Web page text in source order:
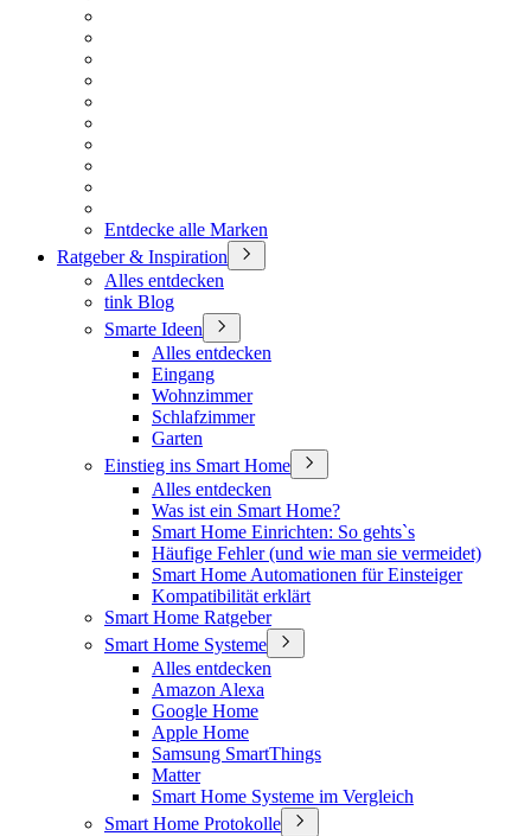
Entdecke alle Marken
Ratgeber & Inspiration
Alles entdecken
tink Blog
Smarte Ideen
Alles entdecken
Eingang
Wohnzimmer
Schlafzimmer
Garten
Einstieg ins Smart Home
Alles entdecken
Was ist ein Smart Home?
Smart Home Einrichten: So gehts`s
Häufige Fehler (und wie man sie vermeidet)
Smart Home Automationen für Einsteiger
Kompatibilität erklärt
Smart Home Ratgeber
Smart Home Systeme
Alles entdecken
Amazon Alexa
Google Home
Apple Home
Samsung SmartThings
Matter
Smart Home Systeme im Vergleich
Smart Home Protokolle